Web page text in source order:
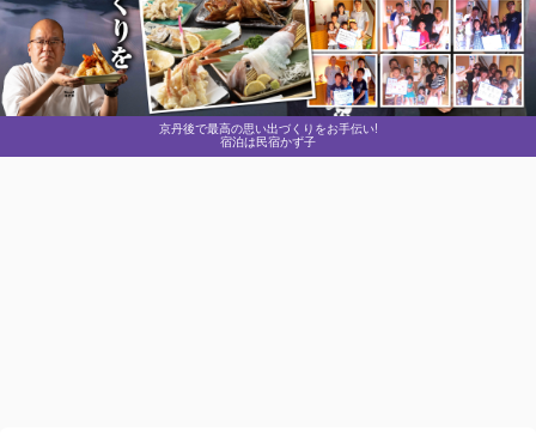
京丹後で最高の思い出づくりをお手伝い!
宿泊は民宿かず子